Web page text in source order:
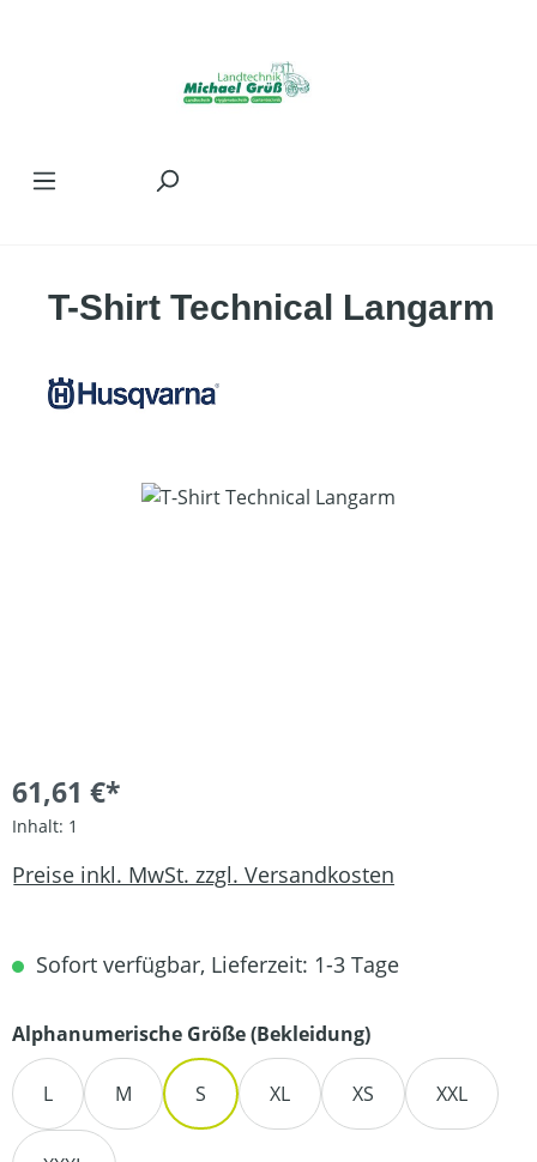
T-Shirt Technical Langarm
Bildergalerie überspringen
61,61 €*
Inhalt: 1
Preise inkl. MwSt. zzgl. Versandkosten
Sofort verfügbar, Lieferzeit: 1-3 Tage
Alphanumerische Größe (Bekleidung)auswählen
L M S XL XS XXL